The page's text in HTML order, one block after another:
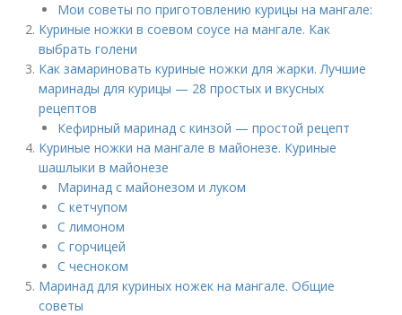
Мои советы по приготовлению курицы на мангале:
Куриные ножки в соевом соусе на мангале. Как
выбрать голени
Как замариновать куриные ножки для жарки. Лучшие
маринады для курицы — 28 простых и вкусных
рецептов
Кефирный маринад с кинзой — простой рецепт
Куриные ножки на мангале в майонезе. Куриные
шашлыки в майонезе
Маринад с майонезом и луком
С кетчупом
С лимоном
С горчицей
С чесноком
Маринад для куриных ножек на мангале. Общие
советы